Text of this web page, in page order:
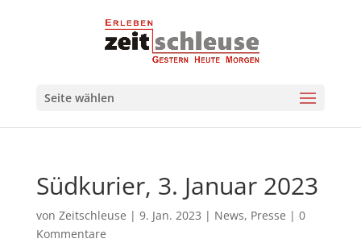
Seite wählen
Südkurier, 3. Januar 2023
von Zeitschleuse | 9. Jan. 2023 | News, Presse | 0
Kommentare